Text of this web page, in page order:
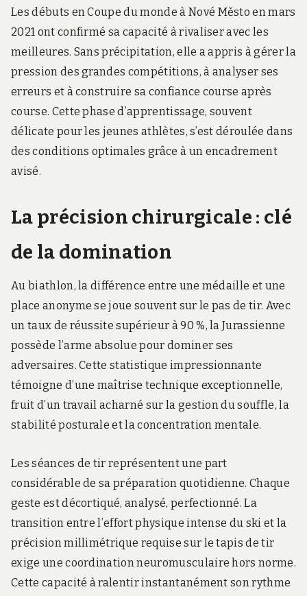
Les débuts en Coupe du monde à Nové Město en mars
2021 ont confirmé sa capacité à rivaliser avec les
meilleures. Sans précipitation, elle a appris à gérer la
pression des grandes compétitions, à analyser ses
erreurs et à construire sa confiance course après
course. Cette phase d’apprentissage, souvent
délicate pour les jeunes athlètes, s’est déroulée dans
des conditions optimales grâce à un encadrement
avisé.
La précision chirurgicale : clé
de la domination
Au biathlon, la différence entre une médaille et une
place anonyme se joue souvent sur le pas de tir. Avec
un taux de réussite supérieur à 90 %, la Jurassienne
possède l’arme absolue pour dominer ses
adversaires. Cette statistique impressionnante
témoigne d’une maîtrise technique exceptionnelle,
fruit d’un travail acharné sur la gestion du souffle, la
stabilité posturale et la concentration mentale.
Les séances de tir représentent une part
considérable de sa préparation quotidienne. Chaque
geste est décortiqué, analysé, perfectionné. La
transition entre l’effort physique intense du ski et la
précision millimétrique requise sur le tapis de tir
exige une coordination neuromusculaire hors norme.
Cette capacité à ralentir instantanément son rythme